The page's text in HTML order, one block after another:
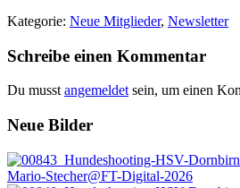
Kategorie: Neue Mitglieder, Newsletter
Leser-
Schreibe einen Kommentar
Du musst angemeldet sein, um einen
Footer
Neue Bilder